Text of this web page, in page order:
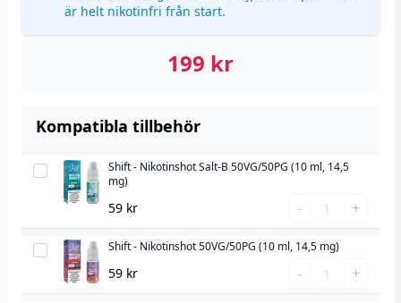
är helt nikotinfri från start.
199 kr
Kompatibla tillbehör
Shift
Nikotinshot
Salt-
B
50VG/50PG
Shift - Nikotinshot Salt-B 50VG/50PG (10 ml, 14,5
mg)
59 kr -
Shift
-
Nikotinshot
Salt-
B
+
Shift
Nikotinshot
Shift - Nikotinshot 50VG/50PG (10 ml, 14,5 mg)
59 kr -
Shift
-
+